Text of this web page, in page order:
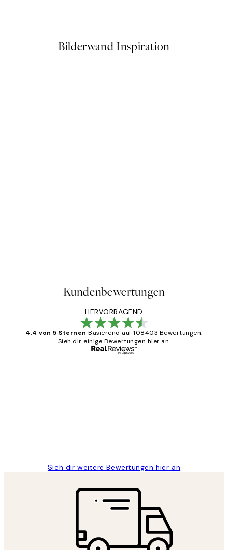
Bilderwand Inspiration
Kundenbewertungen
HERVORRAGEND
4.4 von 5 Sternen Basierend auf 108403 Bewertungen.
Sieh dir einige Bewertungen hier an.
Sieh dir weitere Bewertungen hier an